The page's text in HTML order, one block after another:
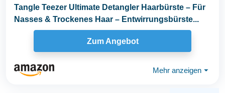
Tangle Teezer Ultimate Detangler Haarbürste – Für
Nasses & Trockenes Haar – Entwirrungsbürste...
Zum Angebot
Mehr anzeigen ⏷